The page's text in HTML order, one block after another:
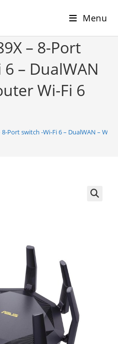
Menu
– 8-Port
– DualWAN
Wi-Fi 6
8-Port switch -Wi-Fi 6 – DualWAN –